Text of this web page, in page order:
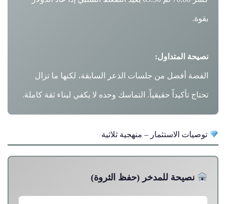
بقوة.
نصيحة المتداول:
الفضة أفضل من جلسات الذعر السابقة، لكنها ما تزال
تحتاج تأكيداً حقيقياً. التماسك وحده لا يكفي لبناء ثقة كاملة.
توصيات الاستثمار – منهجية ثلاثية
نصيحة للمدخر (حفظ الثروة)